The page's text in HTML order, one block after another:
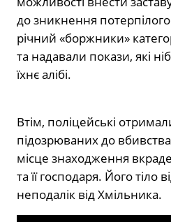
до зникнення
річний «боржники»
та надавали покази, які
їхнє алібі.
Втім, поліцейські
підозрюваних до
місце знаходження
та її господаря. Його тіло
неподалік від Хмільника.